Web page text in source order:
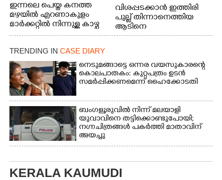
ഇന്നലെ പെയ്ത കനത്ത
മഴയിൽ എറണാകുളം
മാർക്കറ്റിൽ നിന്നുള്ള കാഴ്ച
വിശപ്പടക്കാൻ ഇത്തിരി
പുല്ല് തിന്നാനെത്തിയ
ആടിനെ
ആക്രമിക്കാനൊരുങ്ങുന്ന
വാത്തുരുത്തിയിൽ
നിന്നുള്ള കാഴ്ച
TRENDING IN CASE DIARY
നെടുമങ്ങാട്ടെ ഒന്നര വയസുകാരന്റെ
കൊലപാതകം: കുറ്റപത്രം ഉടൻ
സമർപ്പിക്കണമെന്ന് ഹൈക്കോടതി
ബംഗളൂരുവിൽ നിന്ന് മലയാളി
യുവാവിനെ തട്ടിക്കൊണ്ടുപോയി;
നഗ്നചിത്രങ്ങൾ പകർത്തി മാതാവിന്
അയച്ചു
KERALA KAUMUDI